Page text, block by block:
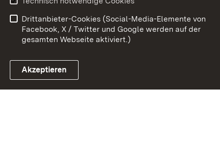
Link zum Landesportal
Barrierefreiheit
Impressum Cookies
Drittanbieter-Cookies (Social-Media-Elemente von
Facebook, X / Twitter und Google werden auf der
gesamten Webseite aktiviert.)
Akzeptieren